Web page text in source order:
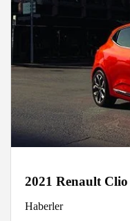
2021 Renault
Haberler